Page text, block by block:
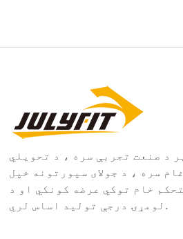
ډیر د صنعت تجربې سره ، د تحویلي
سره ، د جولای سپورتونه خپل
خام توکي عرضه کونکي او د
لومړۍ درجې تولید اساس لري.